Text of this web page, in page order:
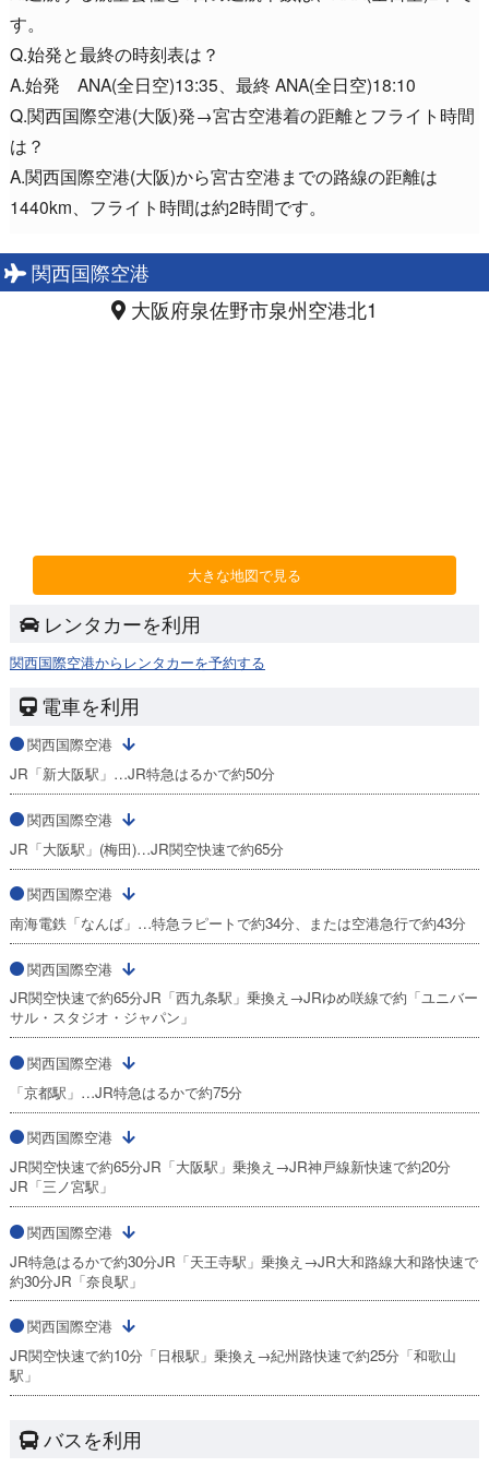
す。
Q.始発と最終の時刻表は？
A.始発 ANA(全日空)13:35、最終 ANA(全日空)18:10
Q.関西国際空港(大阪)発→宮古空港着の距離とフライト時間
は？
A.関西国際空港(大阪)から宮古空港までの路線の距離は
1440km、フライト時間は約2時間です。
関西国際空港
大阪府泉佐野市泉州空港北1
大きな地図で見る
レンタカーを利用
関西国際空港からレンタカーを予約する
電車を利用
関西国際空港
JR「新大阪駅」…JR特急はるかで約50分
関西国際空港
JR「大阪駅」(梅田)…JR関空快速で約65分
関西国際空港
南海電鉄「なんば」…特急ラピートで約34分、または空港急行で約43分
関西国際空港
JR関空快速で約65分JR「西九条駅」乗換え→JRゆめ咲線で約「ユニバー
サル・スタジオ・ジャパン」
関西国際空港
「京都駅」…JR特急はるかで約75分
関西国際空港
JR関空快速で約65分JR「大阪駅」乗換え→JR神戸線新快速で約20分
JR「三ノ宮駅」
関西国際空港
JR特急はるかで約30分JR「天王寺駅」乗換え→JR大和路線大和路快速で
約30分JR「奈良駅」
関西国際空港
JR関空快速で約10分「日根駅」乗換え→紀州路快速で約25分「和歌山
駅」
バスを利用